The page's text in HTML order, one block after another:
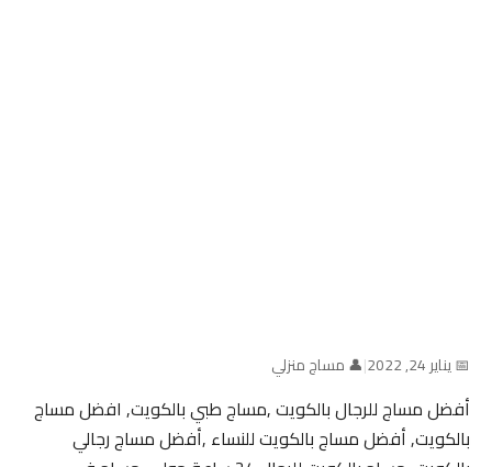
📅 يناير 24, 2022 |👤 مساج منزلي
أفضل مساج للرجال بالكويت ,مساج طبي بالكويت, افضل مساج
بالكويت, أفضل مساج بالكويت للنساء ,أفضل مساج رجالي